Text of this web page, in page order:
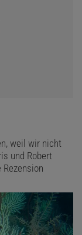
weil wir nicht
und Robert